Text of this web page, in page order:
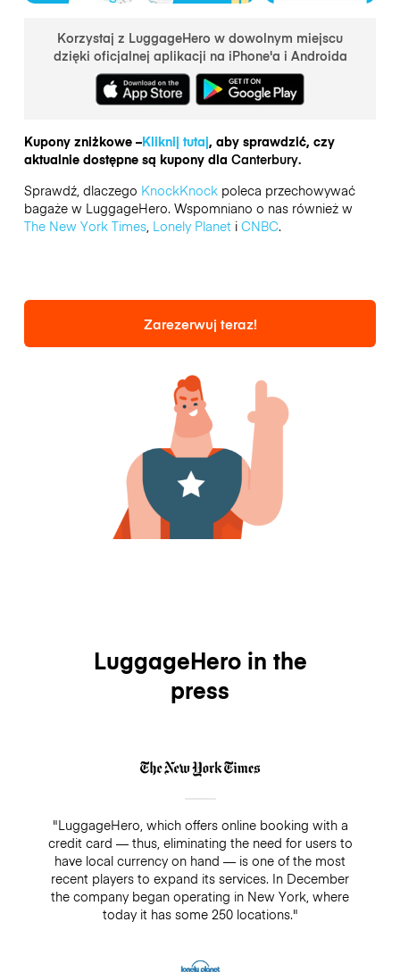
Korzystaj z LuggageHero w dowolnym miejscu
dzięki oficjalnej aplikacji na iPhone'a i Androida
Kupony zniżkowe –Kliknij tutaj, aby sprawdzić, czy
aktualnie dostępne są kupony dla Canterbury.
Sprawdź, dlaczego KnockKnockpoleca przechowywać
bagaże w LuggageHero. Wspomniano o nas również w
The New York Times, Lonely Planeti CNBC.
Zarezerwuj teraz!
LuggageHero in the
press
"LuggageHero, which offers online booking with a
credit card — thus, eliminating the need for users to
have local currency on hand — is one of the most
recent players to expand its services. In December
the company began operating in New York, where
today it has some 250 locations."